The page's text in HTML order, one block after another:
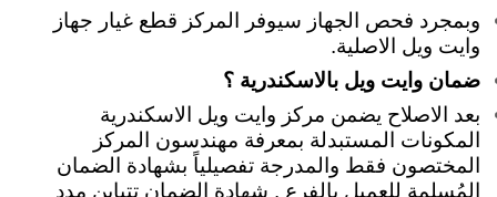
وبمجرد فحص الجهاز سيوفر المركز قطع غيار جهاز
وايت ويل الاصلية.
ضمان وايت ويل بالاسكندرية ؟
بعد الاصلاح يضمن مركز وايت ويل الاسكندرية
المكونات المستبدلة بمعرفة مهندسون المركز
المختصون فقط والمدرجة تفصيلياً بشهادة الضمان
المُسلمة للعميل بالفرع . شهادة الضمان تتباين مدد